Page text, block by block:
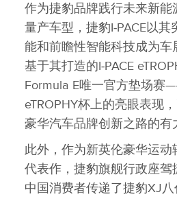
作为捷豹品牌践行未来新能
量产车型，捷豹I‑PACE以
能和前瞻性智能科技成为车
基于其打造的I‑PACE
Formula E唯一官方垫场赛
eTROPHY杯上的亮眼表现
豪华汽车品牌创新之路的有
此外，作为新英伦豪华运动
代表作，捷豹旗舰行政座
中国消费者传递了捷豹XJ